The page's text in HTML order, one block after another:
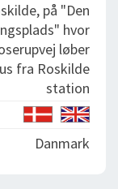
på "Den
hvor
løber
fra Roskilde
station
Danmark